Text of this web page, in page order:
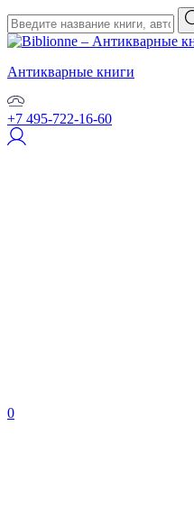
Антикварные книги
+7 495-722-16-60
0